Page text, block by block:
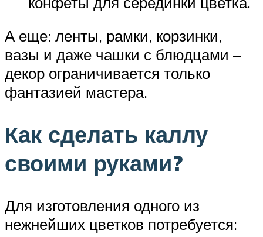
А еще: ленты, рамки, корзинки,
вазы и даже чашки с блюдцами –
декор ограничивается только
фантазией мастера.
Как сделать каллу
своими руками?
Для изготовления одного из
нежнейших цветков потребуется: